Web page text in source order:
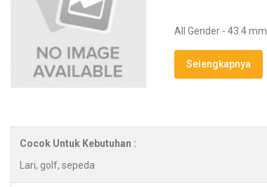
All Gender - 43.4 mm
Selengkapnya
Cocok Untuk Kebutuhan :
Lari, golf, sepeda